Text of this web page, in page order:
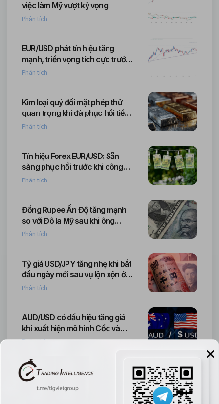
việc làm Mỹ vượt kỳ vọng
Phân tích
EUR/USD phát tín hiệu tăng
mạnh, triển vọng tích cực trước
loạt dữ liệu vĩ mô quan trọng
Phân tích
Kim loại quý đối mặt phép thử
quan trọng khi đà phục hồi tiến
sát vùng kháng cự trên biểu đồ
Phân tích
Tín hiệu Forex EUR/USD: Sẵn
sàng phục hồi trước khi công
bố dữ liệu lạm phát châu Âu.
Phân tích
Đồng Rupee Ấn Độ tăng mạnh
so với Đô la Mỹ sau khi ông
Trump công bố thỏa thuận
Phân tích
Tỷ giá USD/JPY tăng nhẹ khi bắt
đầu ngày mới sau vụ lộn xộn ở
Takaichi.
Phân tích
AUD/USD có dấu hiệu tăng giá
khi xuất hiện mô hình Cốc và
Tay cầm
Phân tích
Phân tích kỹ thuật vàng: Các sự
kiện ở Venezuela đã đẩy giá lên
nhưng chỉ số NFP của Mỹ là yếu